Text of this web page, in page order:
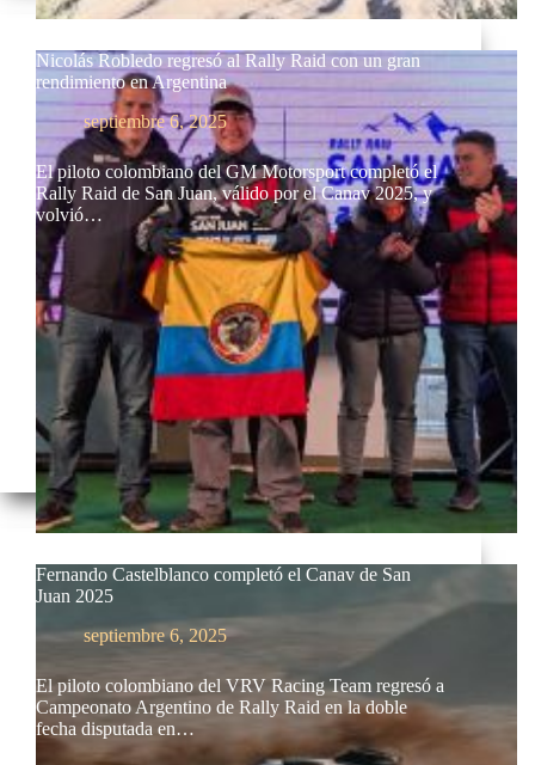
Nicolás Robledo regresó al Rally Raid con un gran
rendimiento en Argentina
septiembre 6, 2025
El piloto colombiano del GM Motorsport completó el
Rally Raid de San Juan, válido por el Canav 2025, y
volvió…
Fernando Castelblanco completó el Canav de San
Juan 2025
septiembre 6, 2025
El piloto colombiano del VRV Racing Team regresó a
Campeonato Argentino de Rally Raid en la doble
fecha disputada en…